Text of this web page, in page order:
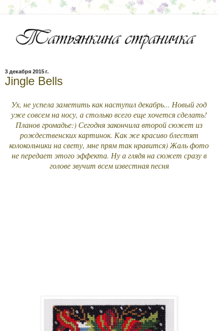
3 декабря 2015 г.
Jingle Bells
Ух, не успела заметить как наступил декабрь... Новый год
уже совсем на носу, а столько всего еще хочется сделать!
Планов громадье:) Сегодня закончила второй сюжет из
рождественских картинок. Как же красиво блестят
колокольчики на свету, мне прям так нравится) Жаль фото
не передает этого эффекта. Ну а глядя на сюжет сразу в
голове звучит всем известная песня